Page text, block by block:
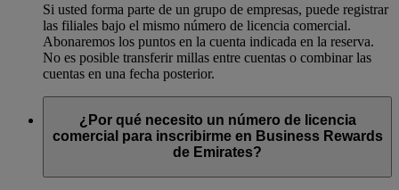
Si usted forma parte de un grupo de empresas, puede registrar
las filiales bajo el mismo número de licencia comercial.
Abonaremos los puntos en la cuenta indicada en la reserva.
No es posible transferir millas entre cuentas o combinar las
cuentas en una fecha posterior.
¿Por qué necesito un número de licencia
comercial para inscribirme en Business Rewards
de Emirates?